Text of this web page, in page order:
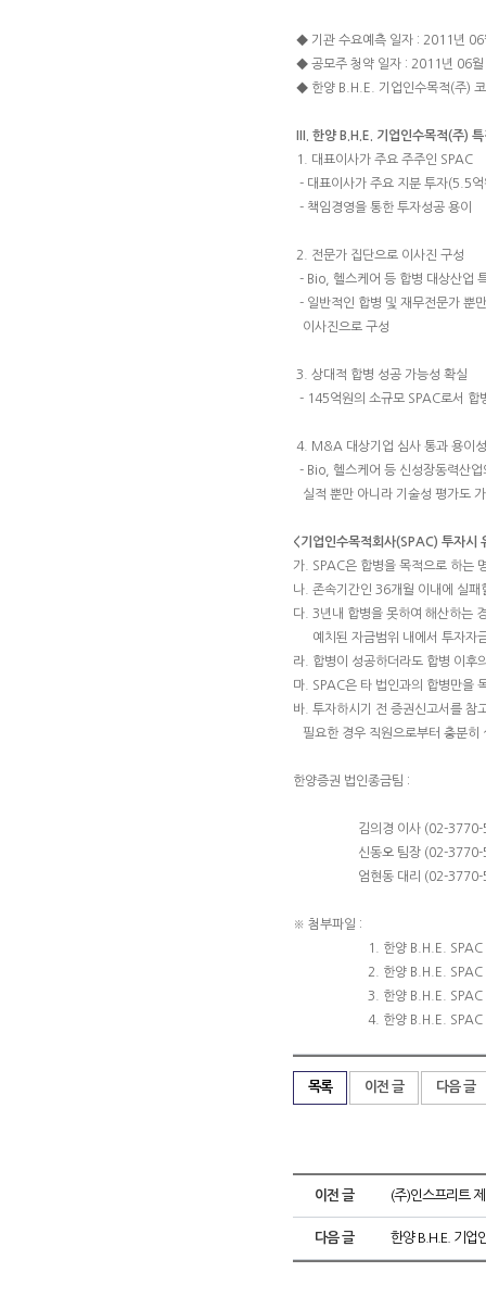
◆ 기관 수요예측 일자 : 2011년
◆ 공모주 청약 일자 : 2011년 06
◆ 한양 B.H.E. 기업인수목적(주)
III. 한양 B.H.E. 기업인수목적(주) 특
1. 대표이사가 주요 주주인 SPAC
- 대표이사가 주요 지분 투자(5.5
- 책임경영을 통한 투자성공 용이
2. 전문가 집단으로 이사진 구성
- Bio, 헬스케어 등 합병 대상산업
- 일반적인 합병 및 재무전문가 뿐
이사진으로 구성
3. 상대적 합병 성공 가능성 확실
- 145억원의 소규모 SPAC로서 합
4. M&A 대상기업 심사 통과 용이성
- Bio, 헬스케어 등 신성장동력산
실적 뿐만 아니라 기술성 평가도
<기업인수목적회사(SPAC) 투자시
가. SPAC은 합병을 목적으로 하는
나. 존속기간인 36개월 이내에 실
다. 3년내 합병을 못하여 해산하는
예치된 자금범위 내에서 투자자
라. 합병이 성공하더라도 합병 이후
마. SPAC은 타 법인과의 합병만을
바. 투자하시기 전 증권신고서를 참
필요한 경우 직원으로부터 충분히
한양증권 법인종금팀 :
김의경 이사 (02-3770-
신동오 팀장 (02-3770-
엄현동 대리 (02-3770-
※ 첨부파일 :
1. 한양 B.H.E. SPAC IR
2. 한양 B.H.E.
3. 한양 B.H.E. SPAC 청약
4. 한양 B.H.E. SPAC 공모
목록 이전 글 다음 글
이전 글 (주)인스프리트
다음 글 한양 B.H.E. 기업